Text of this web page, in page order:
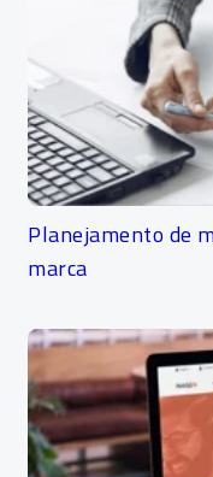
Planejamento de
marca